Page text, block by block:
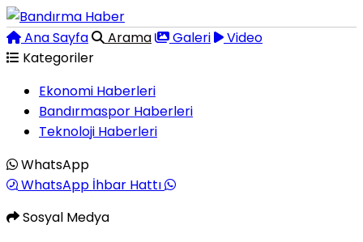
Ana Sayfa Arama Galeri
Video
Kategoriler
Ekonomi Haberleri
Bandırmaspor Haberleri
Teknoloji Haberleri
WhatsApp
WhatsApp İhbar Hattı
Sosyal Medya